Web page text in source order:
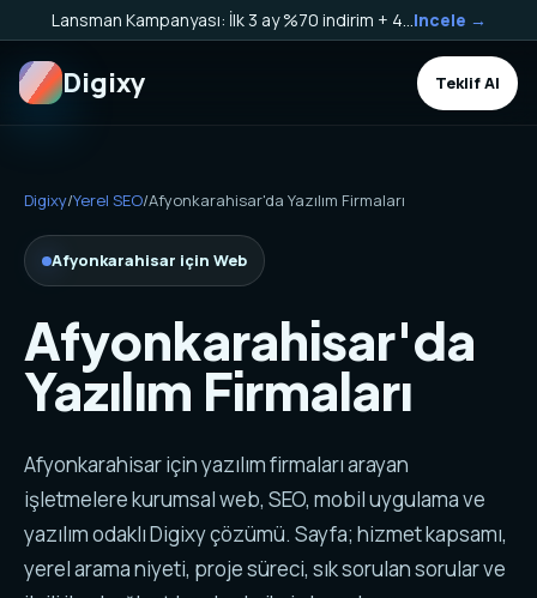
Incele →
Digixy Teklif Al
Digixy/Yerel SEO/Afyonkarahisar'da Yazılım Firmaları
Afyonkarahisar için Web
Afyonkarahisar'da
Yazılım Firmaları
Afyonkarahisar için yazılım firmaları arayan
işletmelere kurumsal web, SEO, mobil uygulama ve
yazılım odaklı Digixy çözümü. Sayfa; hizmet kapsamı,
yerel arama niyeti, proje süreci, sık sorulan sorular ve